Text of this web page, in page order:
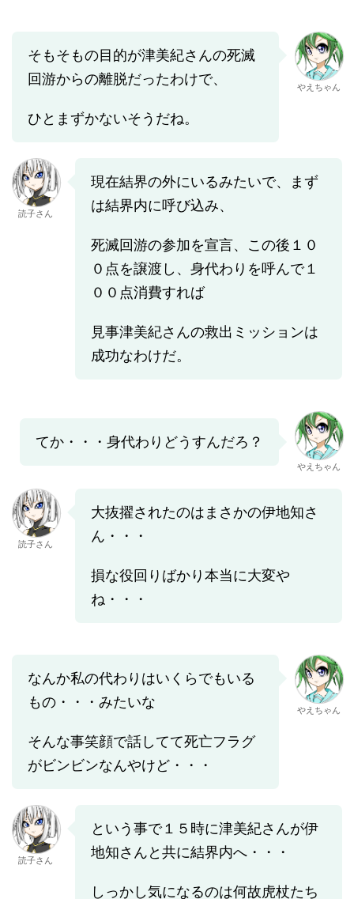
そもそもの目的が津美紀さんの死滅
回游からの離脱だったわけで、
ひとまずかないそうだね。
やえちゃん
読子さん
現在結界の外にいるみたいで、まず
は結界内に呼び込み、
死滅回游の参加を宣言、この後１０
０点を譲渡し、身代わりを呼んで１
００点消費すれば
見事津美紀さんの救出ミッションは
成功なわけだ。
てか・・・身代わりどうすんだろ？
やえちゃん
読子さん
大抜擢されたのはまさかの伊地知さ
ん・・・
損な役回りばかり本当に大変や
ね・・・
なんか私の代わりはいくらでもいる
もの・・・みたいな
そんな事笑顔で話してて死亡フラグ
がビンビンなんやけど・・・
やえちゃん
読子さん
という事で１５時に津美紀さんが伊
地知さんと共に結界内へ・・・
しっかし気になるのは何故虎杖たち